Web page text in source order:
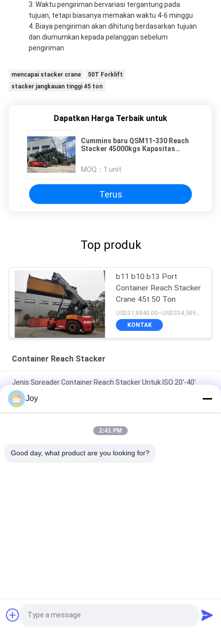
Waktu pengiriman bervariasi tergantung pada
tujuan, tetapi biasanya memakan waktu 4-6 minggu
Biaya pengiriman akan dihitung berdasarkan tujuan
dan diumumkan kepada pelanggan sebelum
pengiriman
mencapai stacker crane
50T Forklift
stacker jangkauan tinggi 45 ton
Dapatkan Harga Terbaik untuk
Cummins baru QSM11-330 Reach
Stacker 45000kgs Kapasitas
Axle
MOQ： 1 unit
Terus
Top produk
b11 b10 b13 Port
Container Reach Stacker
Crane 45t 50 Ton
USD31,8840.00~USD334,589.00 Unit MOQ:1 unit
KONTAK
Container Reach Stacker
Jenis Spreader Container Reach Stacker Untuk ISO 20'-40'
Container Handling
Kinerja Dijamin Container Reach Stacker Dengan Cummins
QSM11-330 Mesin Dan 45000kg Kapasitas Beban
kebutuhan manuver dan tumpukan yang mudah
Forklift Medan KasarQuote request suatu
Joy
2:41 PM
Good day, what product are you looking for?